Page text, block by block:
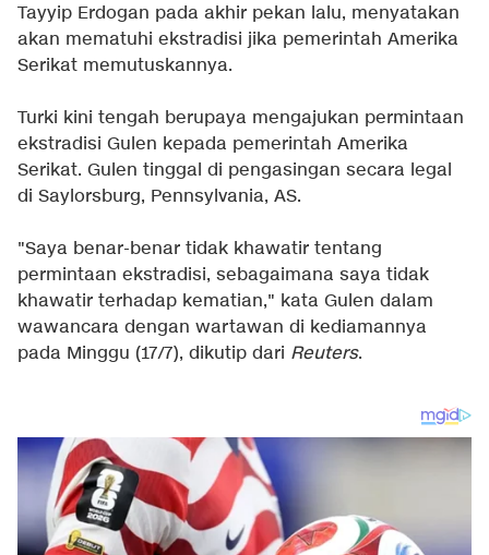
Tayyip Erdogan pada akhir pekan lalu, menyatakan
akan mematuhi ekstradisi jika pemerintah Amerika
Serikat memutuskannya.
Turki kini tengah berupaya mengajukan permintaan
ekstradisi Gulen kepada pemerintah Amerika
Serikat. Gulen tinggal di pengasingan secara legal
di Saylorsburg, Pennsylvania, AS.
"Saya benar-benar tidak khawatir tentang
permintaan ekstradisi, sebagaimana saya tidak
khawatir terhadap kematian," kata Gulen dalam
wawancara dengan wartawan di kediamannya
pada Minggu (17/7), dikutip dari Reuters.